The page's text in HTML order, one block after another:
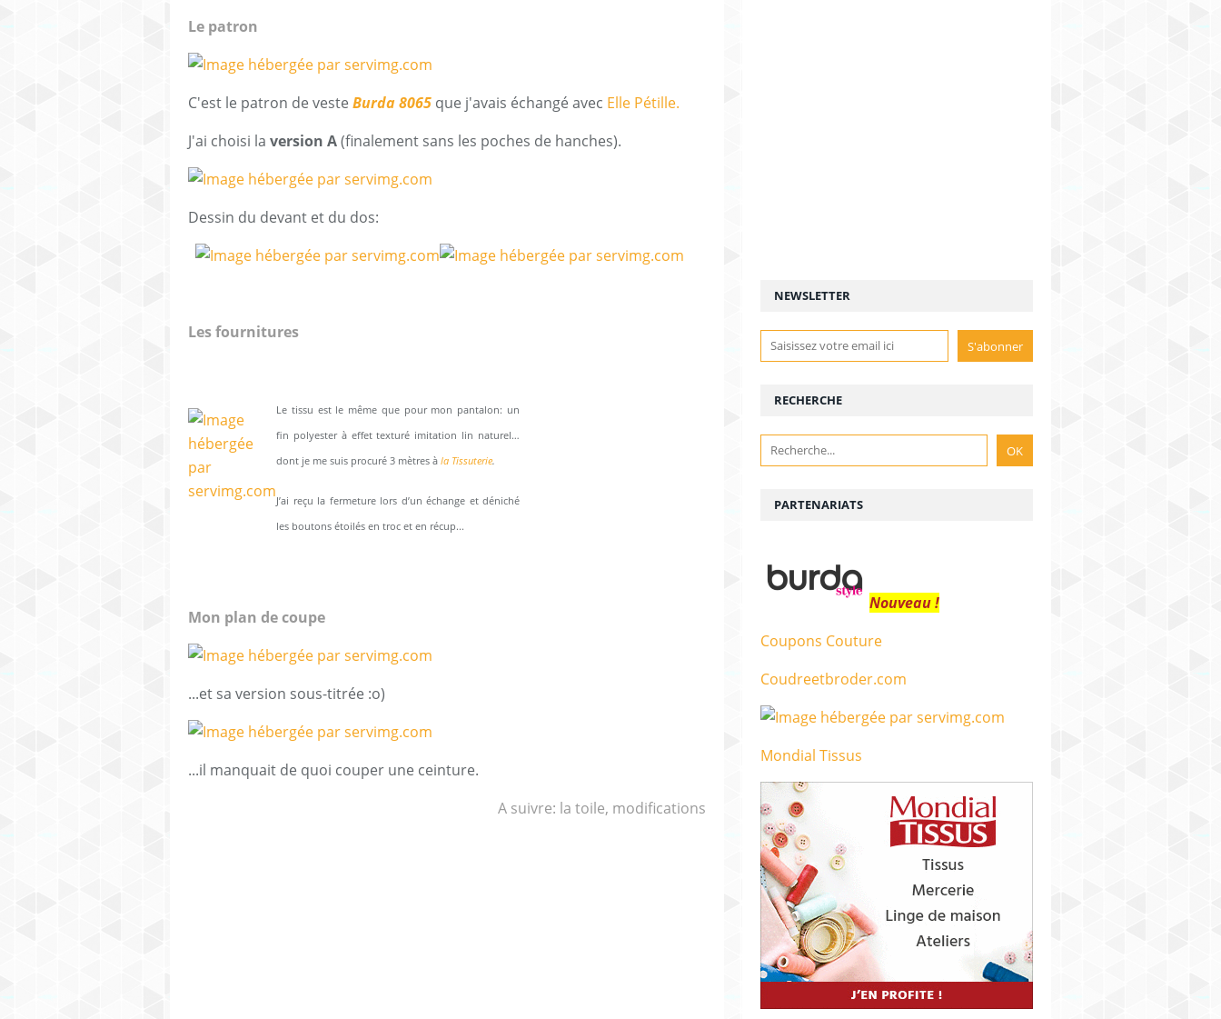
Le patron
C'est le patron de veste Burda 8065 que j'avais échangé avec Elle Pétille.
J'ai choisi la version A(finalement sans les poches de hanches).
Dessin du devant et du dos:
Les fournitures
Le tissu est le même que pour mon pantalon: un
fin polyester à effet texturé imitation lin naturel…
dont je me suis procuré 3 mètres à la Tissuterie.
J’ai reçu la fermeture lors d’un échange et déniché
les boutons étoilés en troc et en récup...
Mon plan de coupe
...et sa version sous-titrée :o)
...il manquait de quoi couper une ceinture.
A suivre: la toile, modifications
NEWSLETTER
RECHERCHE
PARTENARIATS
Nouveau !
Coupons Couture
Coudreetbroder.com
Mondial Tissus